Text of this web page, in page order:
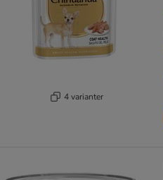
4 varianter